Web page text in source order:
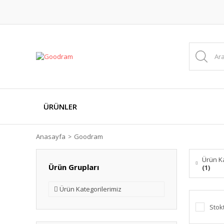
ÜRÜNLER
Anasayfa Goodram
Ürün Grupları
Ürün Kategorilerimiz
Ürün
(1)